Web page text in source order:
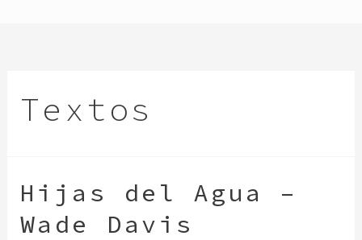
Textos
Hijas del Agua –
Wade Davis